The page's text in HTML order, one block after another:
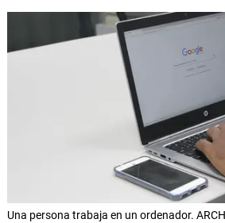
Una persona trabaja en un ordenador.